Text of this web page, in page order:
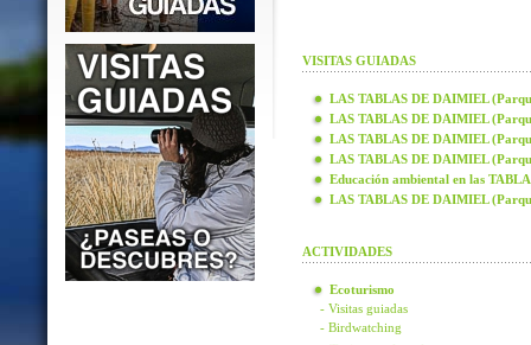
VISITAS GUIADAS
LAS TABLAS DE DAIMIEL
LAS TABLAS DE DAIMIEL
LAS TABLAS DE DAIMIEL
LAS TABLAS DE DAIMIEL
Educación ambiental en las
LAS TABLAS DE DAIMIEL
ACTIVIDADES
Ecoturismo
- Visitas guiadas
- Birdwatching